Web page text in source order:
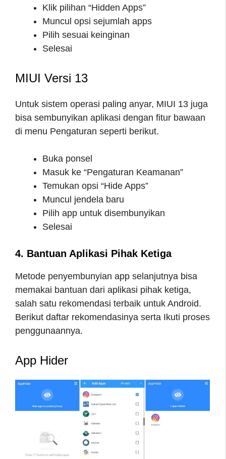
Klik pilihan “Hidden Apps”
Muncul opsi sejumlah apps
Pilih sesuai keinginan
Selesai
MIUI Versi 13
Untuk sistem operasi paling anyar, MIUI 13 juga
bisa sembunyikan aplikasi dengan fitur bawaan
di menu Pengaturan seperti berikut.
Buka ponsel
Masuk ke “Pengaturan Keamanan”
Temukan opsi “Hide Apps”
Muncul jendela baru
Pilih app untuk disembunyikan
Selesai
4. Bantuan Aplikasi Pihak Ketiga
Metode penyembunyian app selanjutnya bisa
memakai bantuan dari aplikasi pihak ketiga,
salah satu rekomendasi terbaik untuk Android.
Berikut daftar rekomendasinya serta Ikuti proses
penggunaannya.
App Hider